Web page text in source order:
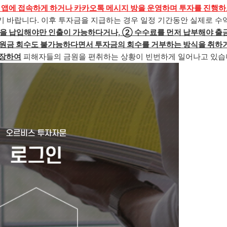
에 접속하게 하거나 카카오톡 메시지 방을 운영하며 투자를 진행
바랍니다. 이후 투자금을 지급하는 경우 일정 기간동안 실제로 수
납입해야만 인출이 가능하다거나, ② 수수료를 먼저 납부해야 출
금 회수도 불가능하다면서 투자금의 회수를 거부하는 방식을 취하
하여 피해자들의 금원을 편취하는 상황이 빈번하게 일어나고 있습